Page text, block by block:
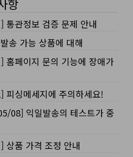
항
통관정보 검증 문제 안내
송 가능 상품에 대해
홈페이지 문의 기능에 장애가
피싱메세지에 주의하세요!
08] 익일발송의 테스트가 중
상품 가격 조정 안내